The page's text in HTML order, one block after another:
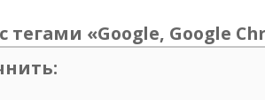
тегами «Google, Google